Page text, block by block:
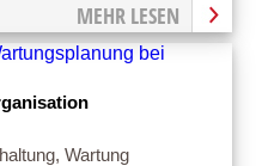
MEHR LESEN
Wartung